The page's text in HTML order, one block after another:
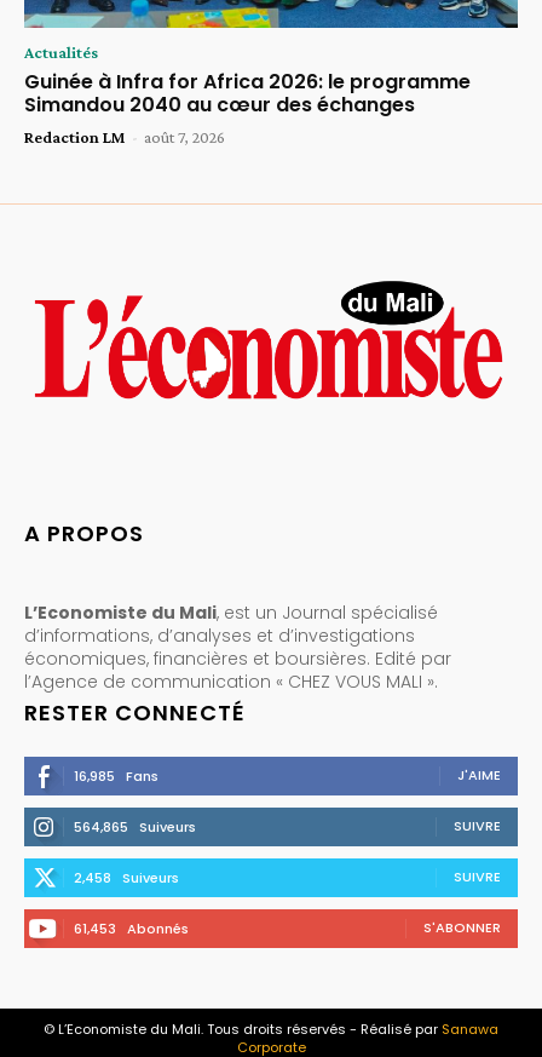
Actualités
Guinée à Infra for Africa 2026: le programme
Simandou 2040 au cœur des échanges
Redaction LM - août 7, 2026
A PROPOS
L’Economiste du Mali, est un Journal spécialisé
d’informations, d’analyses et d’investigations
économiques, financières et boursières. Edité par
l’Agence de communication « CHEZ VOUS MALI ».
RESTER CONNECTÉ
16,985 Fans J'AIME
564,865 Suiveurs SUIVRE
2,458 Suiveurs SUIVRE
61,453 Abonnés S'ABONNER
© L’Economiste du Mali. Tous droits réservés - Réalisé par Sanawa
Corporate